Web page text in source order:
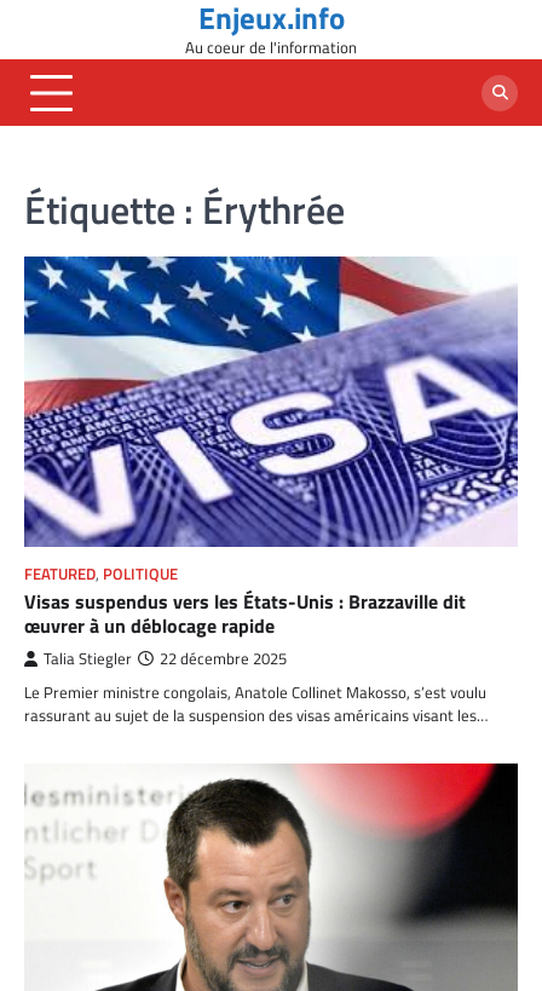
content
Enjeux.info
Au coeur de l'information
Étiquette : Érythrée
FEATURED, POLITIQUE
Visas suspendus vers les États-Unis : Brazzaville dit
œuvrer à un déblocage rapide
Talia Stiegler 22 décembre 2025
Le Premier ministre congolais, Anatole Collinet Makosso, s’est voulu
rassurant au sujet de la suspension des visas américains visant les…